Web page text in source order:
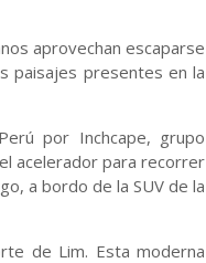
aprovechan escaparse
paisajes presentes en la
por Inchcape, grupo
acelerador para recorrer
a bordo de la SUV de la
de Lim. Esta moderna